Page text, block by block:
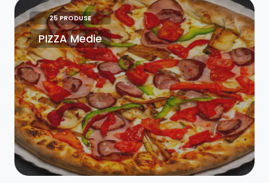
25 PRODUSE
PIZZA Medie